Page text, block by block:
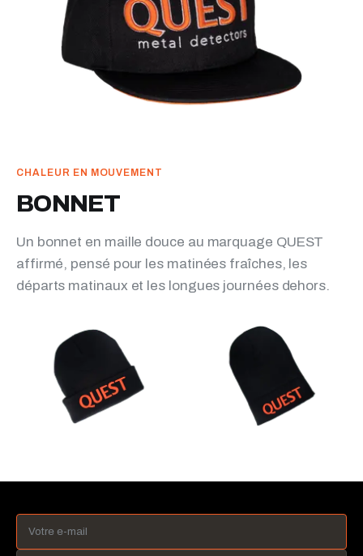
CHALEUR EN MOUVEMENT
BONNET
Un bonnet en maille douce au marquage QUEST
affirmé, pensé pour les matinées fraîches, les
départs matinaux et les longues journées dehors.